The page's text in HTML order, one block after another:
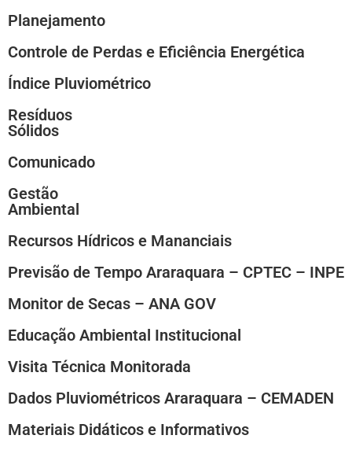
Planejamento
Controle de Perdas e Eficiência Energética
Índice Pluviométrico
Resíduos
Sólidos
Comunicado
Gestão
Ambiental
Recursos Hídricos e Mananciais
Previsão de Tempo Araraquara – CPTEC – INPE
Monitor de Secas – ANA GOV
Educação Ambiental Institucional
Visita Técnica Monitorada
Dados Pluviométricos Araraquara – CEMADEN
Materiais Didáticos e Informativos